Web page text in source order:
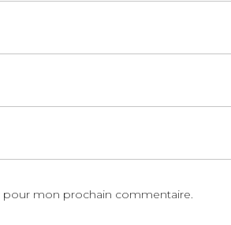
mon prochain commentaire.